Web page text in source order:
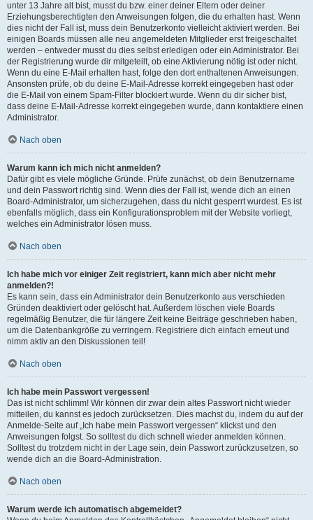
unter 13 Jahre alt bist, musst du bzw. einer deiner Eltern oder deiner
Erziehungsberechtigten den Anweisungen folgen, die du erhalten hast. Wenn
dies nicht der Fall ist, muss dein Benutzerkonto vielleicht aktiviert werden. Bei
einigen Boards müssen alle neu angemeldeten Mitglieder erst freigeschaltet
werden – entweder musst du dies selbst erledigen oder ein Administrator. Bei
der Registrierung wurde dir mitgeteilt, ob eine Aktivierung nötig ist oder nicht.
Wenn du eine E-Mail erhalten hast, folge den dort enthaltenen Anweisungen.
Ansonsten prüfe, ob du deine E-Mail-Adresse korrekt eingegeben hast oder
die E-Mail von einem Spam-Filter blockiert wurde. Wenn du dir sicher bist,
dass deine E-Mail-Adresse korrekt eingegeben wurde, dann kontaktiere einen
Administrator.
Nach oben
Warum kann ich mich nicht anmelden?
Dafür gibt es viele mögliche Gründe. Prüfe zunächst, ob dein Benutzername
und dein Passwort richtig sind. Wenn dies der Fall ist, wende dich an einen
Board-Administrator, um sicherzugehen, dass du nicht gesperrt wurdest. Es ist
ebenfalls möglich, dass ein Konfigurationsproblem mit der Website vorliegt,
welches ein Administrator lösen muss.
Nach oben
Ich habe mich vor einiger Zeit registriert, kann mich aber nicht mehr
anmelden?!
Es kann sein, dass ein Administrator dein Benutzerkonto aus verschieden
Gründen deaktiviert oder gelöscht hat. Außerdem löschen viele Boards
regelmäßig Benutzer, die für längere Zeit keine Beiträge geschrieben haben,
um die Datenbankgröße zu verringern. Registriere dich einfach erneut und
nimm aktiv an den Diskussionen teil!
Nach oben
Ich habe mein Passwort vergessen!
Das ist nicht schlimm! Wir können dir zwar dein altes Passwort nicht wieder
mitteilen, du kannst es jedoch zurücksetzen. Dies machst du, indem du auf der
Anmelde-Seite auf „Ich habe mein Passwort vergessen“ klickst und den
Anweisungen folgst. So solltest du dich schnell wieder anmelden können.
Solltest du trotzdem nicht in der Lage sein, dein Passwort zurückzusetzen, so
wende dich an die Board-Administration.
Nach oben
Warum werde ich automatisch abgemeldet?